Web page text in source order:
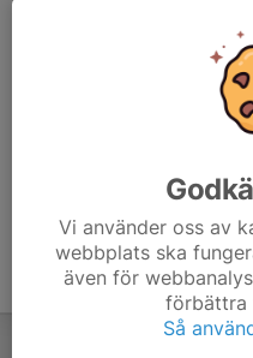
Vi använder oss av
webbplats ska
även för
förbättra
Så